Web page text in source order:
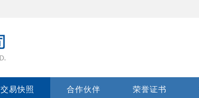
交易快照 合作伙伴 荣誉证书